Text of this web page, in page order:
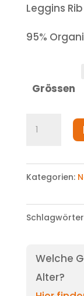
Leggins
95%
Grössen
Leggins
Kategorien:
Welche
Alter?